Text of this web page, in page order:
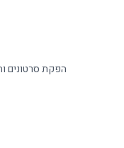
הפקת סרטונים